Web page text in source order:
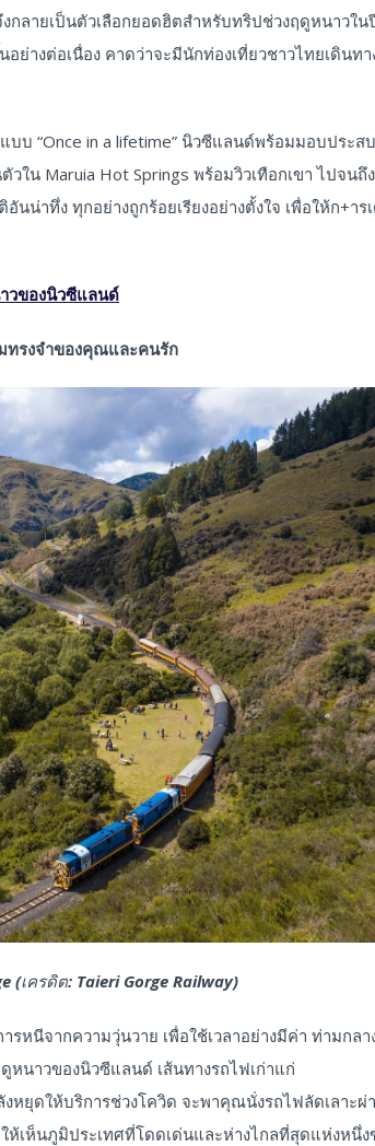
ลายเป็นตัวเลือกยอดฮิตสำหรับทริปช่วงฤดูหนาวใน
ย่างต่อเนื่อง คาดว่าจะมีนักท่องเที่ยวชาวไทยเดินท
บบ “Once in a lifetime” นิวซีแลนด์พร้อมมอบประ
น Maruia Hot Springs พร้อมวิวเทือกเขา ไปจนถึ
น่าทึ่ง ทุกอย่างถูกร้อยเรียงอย่างตั้งใจ เพื่อให้ก+าร
วของนิวซีแลนด์
ทรงจำของคุณและคนรัก
(เครดิต: Taieri Gorge Railway)
รหนีจากความวุ่นวาย เพื่อใช้เวลาอย่างมีค่า ท่ามกลา
นาวของนิวซีแลนด์ เส้นทางรถไฟเก่าแก่
หยุดให้บริการช่วงโควิด จะพาคุณนั่งรถไฟลัดเลาะผ่
ห้เห็นภูมิประเทศที่โดดเด่นและห่างไกลที่สุดแห่งหนึ่ง